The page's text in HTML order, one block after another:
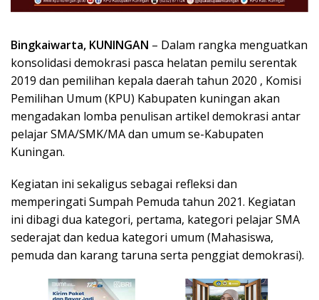
Bingkaiwarta, KUNINGAN – Dalam rangka menguatkan
konsolidasi demokrasi pasca helatan pemilu serentak
2019 dan pemilihan kepala daerah tahun 2020 , Komisi
Pemilihan Umum (KPU) Kabupaten kuningan akan
mengadakan lomba penulisan artikel demokrasi antar
pelajar SMA/SMK/MA dan umum se-Kabupaten
Kuningan.
Kegiatan ini sekaligus sebagai refleksi dan
memperingati Sumpah Pemuda tahun 2021. Kegiatan
ini dibagi dua kategori, pertama, kategori pelajar SMA
sederajat dan kedua kategori umum (Mahasiswa,
pemuda dan karang taruna serta penggiat demokrasi).